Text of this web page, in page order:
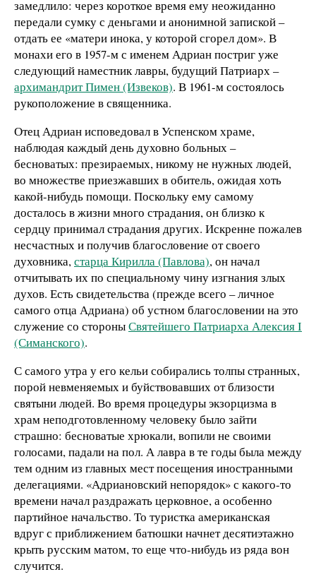
замедлило: через короткое время ему неожиданно
передали сумку с деньгами и анонимной запиской –
отдать ее «матери инока, у которой сгорел дом». В
монахи его в 1957-м с именем Адриан постриг уже
следующий наместник лавры, будущий Патриарх –
архимандрит Пимен (Извеков). В 1961-м состоялось
рукоположение в священника.
Отец Адриан исповедовал в Успенском храме,
наблюдая каждый день духовно больных –
бесноватых: презираемых, никому не нужных людей,
во множестве приезжавших в обитель, ожидая хоть
какой-нибудь помощи. Поскольку ему самому
досталось в жизни много страдания, он близко к
сердцу принимал страдания других. Искренне пожалев
несчастных и получив благословение от своего
духовника,старца Кирилла (Павлова), он начал
отчитывать их по специальному чину изгнания злых
духов. Есть свидетельства (прежде всего – личное
самого отца Адриана) об устном благословении на это
служение со стороныСвятейшего Патриарха Алексия I
(Симанского).
С самого утра у его кельи собирались толпы странных,
порой невменяемых и буйствовавших от близости
святыни людей. Во время процедуры экзорцизма в
храм неподготовленному человеку было зайти
страшно: бесноватые хрюкали, вопили не своими
голосами, падали на пол. А лавра в те годы была между
тем одним из главных мест посещения иностранными
делегациями. «Адриановский непорядок» с какого-то
времени начал раздражать церковное, а особенно
партийное начальство. То туристка американская
вдруг с приближением батюшки начнет десятиэтажно
крыть русским матом, то еще что-нибудь из ряда вон
случится.